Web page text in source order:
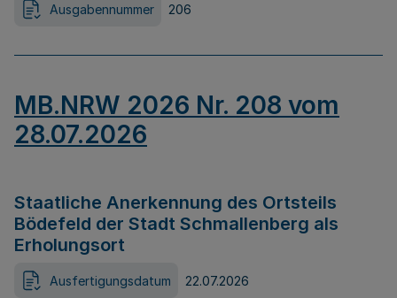
Ausgabennummer 206
MB.NRW 2026 Nr. 208 vom
28.07.2026
Staatliche Anerkennung des Ortsteils
Bödefeld der Stadt Schmallenberg als
Erholungsort
Ausfertigungsdatum 22.07.2026